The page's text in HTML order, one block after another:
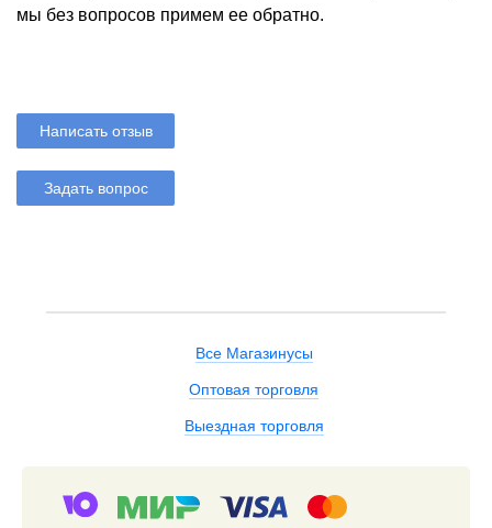
мы без вопросов примем ее обратно.
Написать отзыв
Задать вопрос
Все Магазинусы
Оптовая торговля
Выездная торговля